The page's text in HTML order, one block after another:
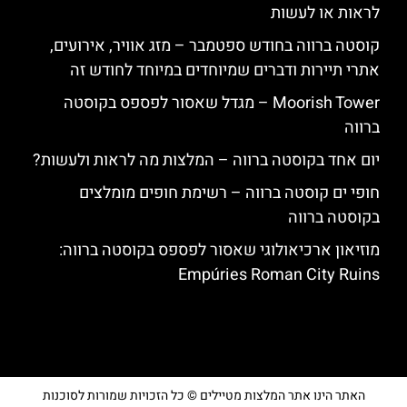
לראות או לעשות
קוסטה ברווה בחודש ספטמבר – מזג אוויר, אירועים,
אתרי תיירות ודברים שמיוחדים במיוחד לחודש זה
‪‪Moorish Tower‬‬ – מגדל שאסור לפספס בקוסטה
ברווה
יום אחד בקוסטה ברווה – המלצות מה לראות ולעשות?
חופי ים קוסטה ברווה – רשימת חופים מומלצים
בקוסטה ברווה
מוזיאון ארכיאולוגי שאסור לפספס בקוסטה ברווה:
Empúries Roman City Ruins
האתר הינו אתר המלצות מטיילים © כל הזכויות שמורות לסוכנות